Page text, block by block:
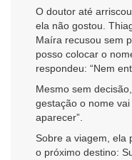
O doutor até
ela não gostou.
Maíra recusou sem
posso colocar o
respondeu: “Nem
Mesmo sem
gestação o nome
aparecer”.
Sobre a viagem, ela
o próximo destino: